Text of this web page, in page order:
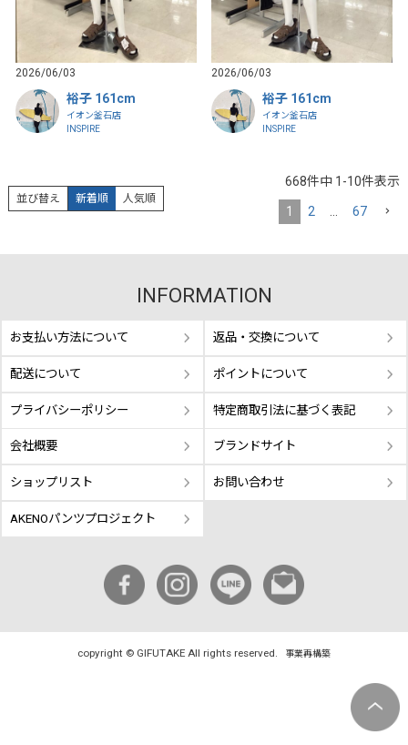
2026/06/03
裕子 161cm
イオン釜石店
INSPIRE
2026/06/03
裕子 161cm
イオン釜石店
INSPIRE
並び替え 新着順 人気順
668件中 1 -10件表示
1 2 … 67
INFORMATION
お支払い方法について 返品・交換について
配送について ポイントについて
プライバシーポリシー 特定商取引法に基づく表記
会社概要 ブランドサイト
ショップリスト お問い合わせ
AKENOパンツプロジェクト
copyright © GIFUTAKE All rights reserved. 事業再構築